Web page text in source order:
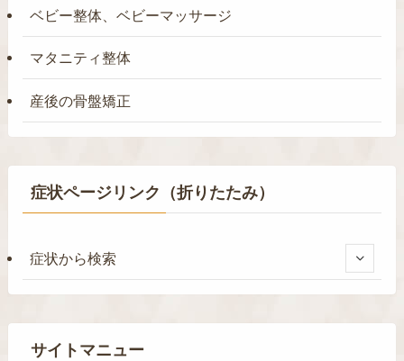
ベビー整体、ベビーマッサージ
マタニティ整体
産後の骨盤矯正
症状ページリンク（折りたたみ）
症状から検索
サイトマニュー